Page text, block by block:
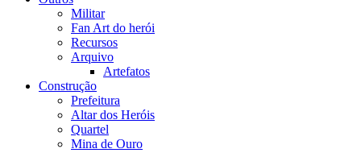
Militar
Fan Art do herói
Recursos
Arquivo
Artefatos
Construção
Prefeitura
Altar dos Heróis
Quartel
Mina de Ouro